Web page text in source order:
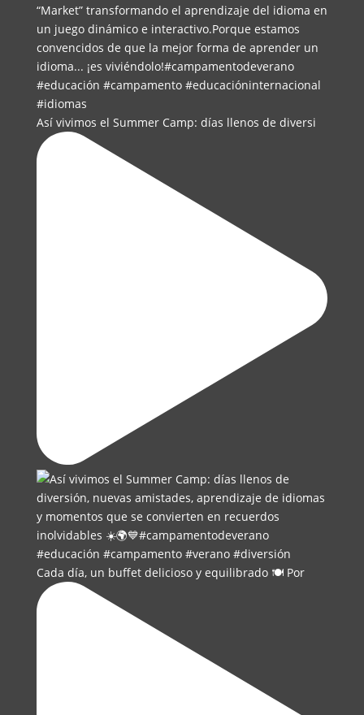
Así vivimos el Summer Camp: días llenos de diversi
Cada día, un buffet delicioso y equilibrado 🍽️ Por